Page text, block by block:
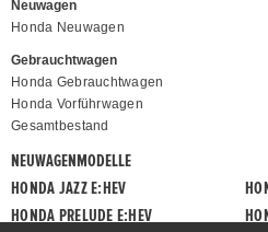
Neuwagen
Honda Neuwagen
Gebrauchtwagen
Honda Gebrauchtwagen
Honda Vorführwagen
Gesamtbestand
NEUWAGENMODELLE
HONDA JAZZ E:HEV
HONDA PRELUDE E:HEV